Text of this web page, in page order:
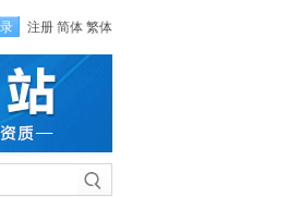
注册 简体 繁体